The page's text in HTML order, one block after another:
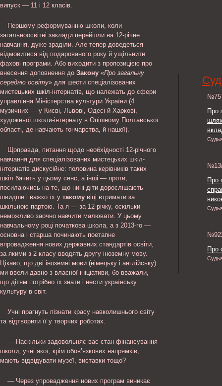
випуск — 11 і 12 класів.
Першому реформуванню школи, коли
загальноосвітні заклади перейшли на 12-річне
навчання, дуже зраділи. Але тепер доведеться
відмовитися від подарованого року й ущільнити
фахові програми. Або виходити з пропозицією про
внесення доповнення до Закону «Про загальну
середню освіту» для шести спеціалізованих
мистецьких шкіл-інтернатів, що належать до сфери
управління Міністерства культури України (4
музичних — у Києві, Львові, Одесі й Харкові,
художньої школи-інтернату в Опішному Полтавської
області, де навчають гончарства, й нашої).
Щоправда, питання щодо необхідності 12-річного
навчання для спеціалізованих мистецьких шкіл-
інтернатів дискусійне: половина керівників таких
шкіл бачить у цьому сенс, а інші — проти,
посилаючись на те, що нині діти дорослішають
швидше і важко їх у такому віці втримати за
шкільною партою. Та я — за 12-річку, оскільки
неможливо заочно навчити малювати. У цьому
навчальному році початкова школа, а з 2013-го —
основна і старша починають поетапне
впровадження нових державних стандартів освіти,
за якими з 2 класу вводять другу іноземну мову.
Цікаво, що дві іноземні мови (німецьку і англійську)
ми ввели давно з власної ініціативи, бо вважали,
що дітям потрібно їх знати і нести українську
культуру в світ.
Учні прагнуть пізнати красу навколишнього світу
та відтворити її у творчих роботах.
— Наскільки задовольняє вас стан фінансування
школи, учні якої, крім обов’язкових напрямків,
мають відвідувати музеї, виставки тощо?
— Через упровадження нових програм виникає
Про
Про
Про